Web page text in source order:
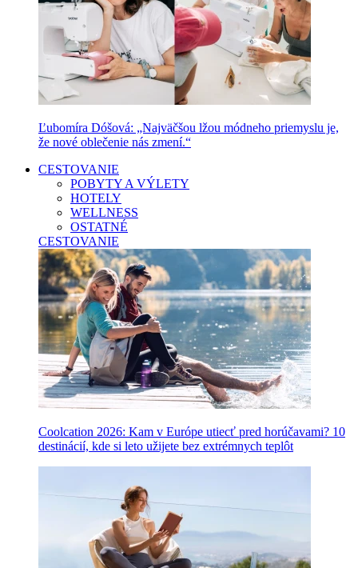
Ľubomíra Dóšová: „Najväčšou lžou módneho priemyslu je,
že nové oblečenie nás zmení.“
CESTOVANIE
POBYTY A VÝLETY
HOTELY
WELLNESS
OSTATNÉ
CESTOVANIE
Coolcation 2026: Kam v Európe utiecť pred horúčavami? 10
destinácií, kde si leto užijete bez extrémnych teplôt